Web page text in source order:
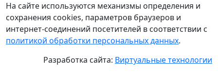
На сайте используются механизмы определения и
сохранения cookies, параметров браузеров и
интернет-соединений посетителей в соответствии с
политикой обработки персональных данных.
Разработка сайта: Виртуальные технологии